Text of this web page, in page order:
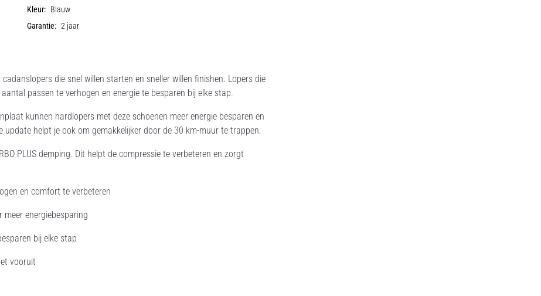
Kleur: Blauw
Garantie: 2 jaar
cadanslopers die snel willen starten en sneller willen finishen. Lopers die
passen te verhogen en energie te besparen bij elke stap.
kunnen hardlopers met deze schoenen meer energie besparen en
helpt je ook om gemakkelijker door de 30 km-muur te trappen.
PLUS demping. Dit helpt de compressie te verbeteren en zorgt
en comfort te verbeteren
meer energiebesparing
bij elke stap
vooruit